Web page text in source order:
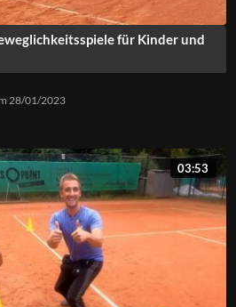
für Kinder und
28/01/2023
03:53